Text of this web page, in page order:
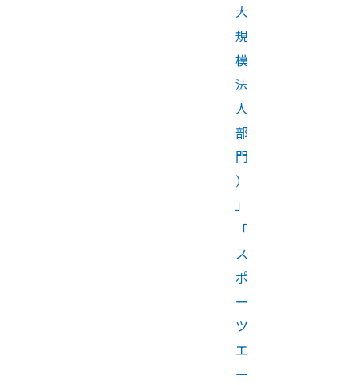
大
規
模
法
人
部
門
）
」
「
ス
ポ
ー
ツ
エ
ー